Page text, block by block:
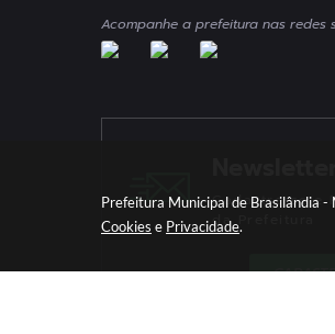
Prefeitura Municipal de Brasilândia -
Cookies e Privacidade.
Acompanhe a prefeitura nas redes
Cadastre-se e
da Prefeitura